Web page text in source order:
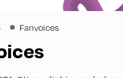
Fanvoices